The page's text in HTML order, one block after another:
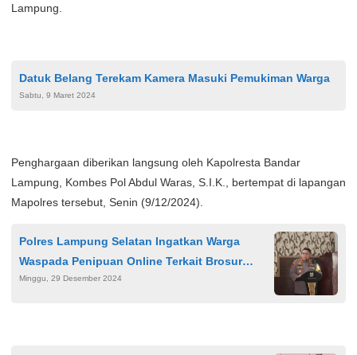
Lampung.
Datuk Belang Terekam Kamera Masuki Pemukiman Warga
Sabtu, 9 Maret 2024
Penghargaan diberikan langsung oleh Kapolresta Bandar
Lampung, Kombes Pol Abdul Waras, S.I.K., bertempat di lapangan
Mapolres tersebut, Senin (9/12/2024).
Polres Lampung Selatan Ingatkan Warga
Waspada Penipuan Online Terkait Brosur
Pengobatan Ibu Ida Dayak
Minggu, 29 Desember 2024